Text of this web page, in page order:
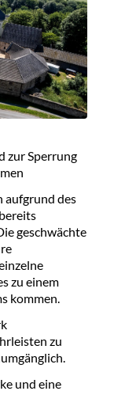
zur Sperrung
aufgrund des
geschwächte
zu einem
kommen.
zu
und eine